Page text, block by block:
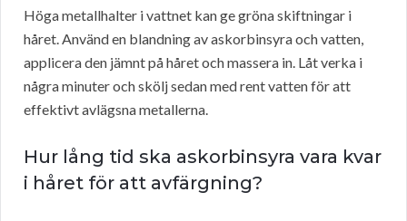
Höga metallhalter i vattnet kan ge gröna skiftningar i
håret. Använd en blandning av askorbinsyra och vatten,
applicera den jämnt på håret och massera in. Låt verka i
några minuter och skölj sedan med rent vatten för att
effektivt avlägsna metallerna.
Hur lång tid ska askorbinsyra vara kvar
i håret för att avfärgning?